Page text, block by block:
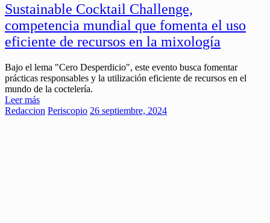
Sustainable Cocktail Challenge,
competencia mundial que fomenta el uso
eficiente de recursos en la mixología
Bajo el lema "Cero Desperdicio", este evento busca fomentar
prácticas responsables y la utilización eficiente de recursos en el
mundo de la coctelería.
Leer más
Redaccion Periscopio 26 septiembre, 2024